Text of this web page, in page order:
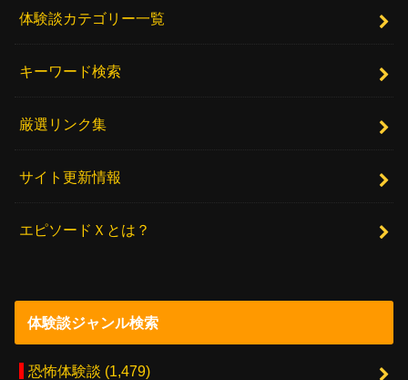
体験談カテゴリー一覧
キーワード検索
厳選リンク集
サイト更新情報
エピソードＸとは？
体験談ジャンル検索
恐怖体験談 (1,479)